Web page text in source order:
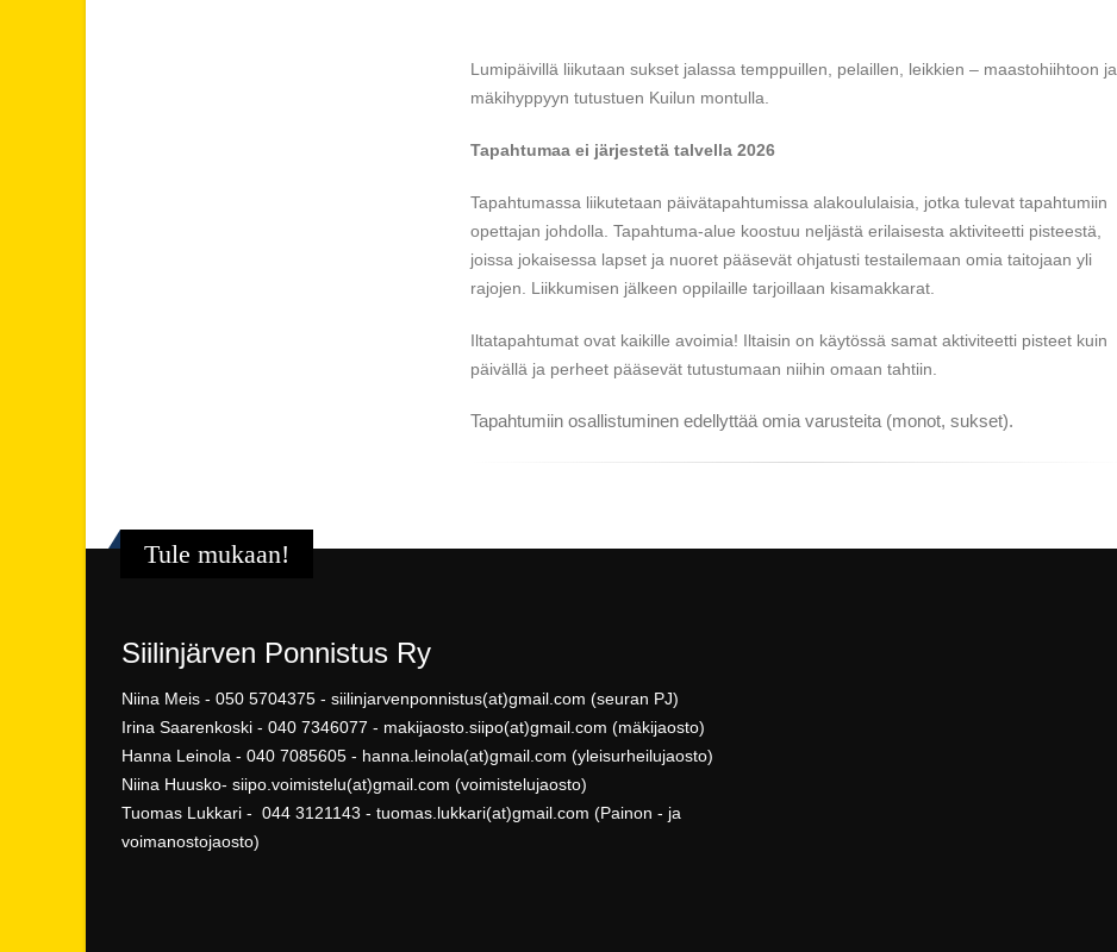
Lumipäivillä liikutaan sukset jalassa temppuillen, pelaillen, leikkien – maastohiihtoon ja
mäkihyppyyn tutustuen Kuilun montulla.
Tapahtumaa ei järjestetä talvella 2026
Tapahtumassa liikutetaan päivätapahtumissa alakoululaisia, jotka tulevat tapahtumiin
opettajan johdolla. Tapahtuma-alue koostuu neljästä erilaisesta aktiviteetti pisteestä,
joissa jokaisessa lapset ja nuoret pääsevät ohjatusti testailemaan omia taitojaan yli
rajojen. Liikkumisen jälkeen oppilaille tarjoillaan kisamakkarat.
Iltatapahtumat ovat kaikille avoimia! Iltaisin on käytössä samat aktiviteetti pisteet kuin
päivällä ja perheet pääsevät tutustumaan niihin omaan tahtiin.
Tapahtumiin osallistuminen edellyttää omia varusteita (monot, sukset).
Tule mukaan!
Siilinjärven Ponnistus Ry
Niina Meis - 050 5704375 - siilinjarvenponnistus(at)gmail.com (seuran PJ)
Irina Saarenkoski - 040 7346077 - makijaosto.siipo(at)gmail.com (mäkijaosto)
Hanna Leinola - 040 7085605 - hanna.leinola(at)gmail.com (yleisurheilujaosto)
Niina Huusko- siipo.voimistelu(at)gmail.com (voimistelujaosto)
Tuomas Lukkari - 044 3121143 - tuomas.lukkari(at)gmail.com (Painon - ja
voimanostojaosto)